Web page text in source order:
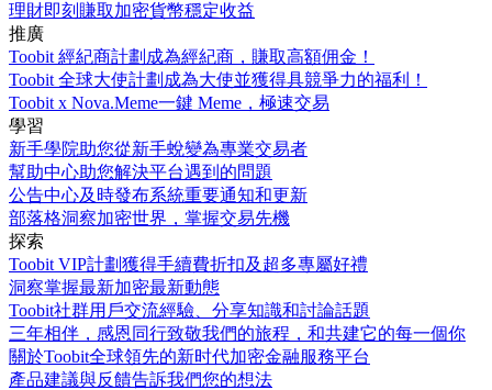
理財即刻賺取加密貨幣穩定收益
推廣
Toobit 經紀商計劃 成為經紀商，賺取高額佣金！
Toobit 全球大使計劃 成為大使並獲得具競爭力的福利！
Toobit x Nova.Meme一鍵 Meme，極速交易
學習
新手學院助您從新手蛻變為專業交易者
幫助中心助您解決平台遇到的問題
公告中心及時發布系統重要通知和更新
部落格洞察加密世界，掌握交易先機
探索
Toobit VIP計劃獲得手續費折扣及超多專屬好禮
洞察掌握最新加密最新動態
Toobit社群用戶交流經驗、分享知識和討論話題
三年相伴，感恩同行致敬我們的旅程，和共建它的每一個你
關於Toobit全球領先的新时代加密金融服務平台
產品建議與反饋告訴我們您的想法